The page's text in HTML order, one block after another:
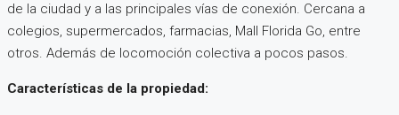
de la ciudad y a las principales vías de conexión. Cercana a
colegios, supermercados, farmacias, Mall Florida Go, entre
otros. Además de locomoción colectiva a pocos pasos.
Características de la propiedad: